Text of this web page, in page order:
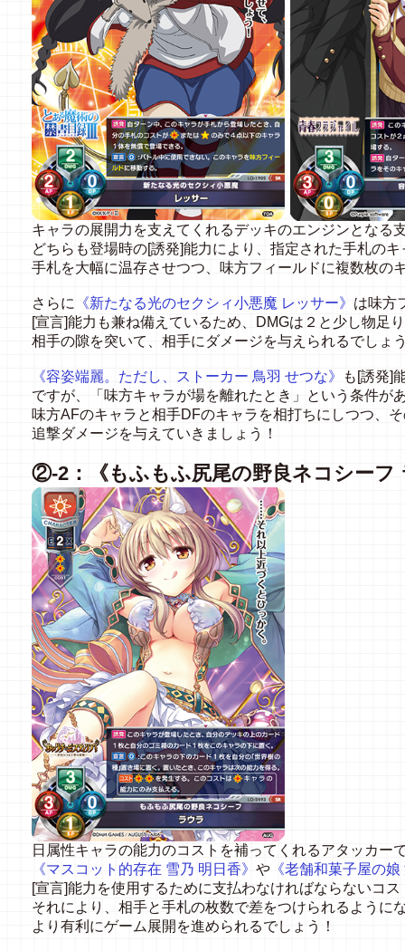
キャラの展開力を支えてくれるデッキのエンジンとなる
どちらも登場時の[誘発]能力により、指定された手札の
手札を大幅に温存させつつ、味方フィールドに複数枚の
さらに 《新たなる光のセクシィ小悪魔 レッサー》 は味方
[宣言]能力も兼ね備えているため、DMGは２と少し物足
相手の隙を突いて、相手にダメージを与えられるでしょ
《容姿端麗。ただし、ストーカー 鳥羽 せつな》
も[誘発]
ですが、「味方キャラが場を離れたとき」という条件が
味方AFのキャラと相手DFのキャラを相打ちにしつつ、
追撃ダメージを与えていきましょう！
②-2：《もふもふ尻尾の野良ネコシーフ
日属性キャラの能力のコストを補ってくれるアタッカー
《マスコット的存在 雪乃 明日香》 や 《老舗和菓子屋の
[宣言]能力を使用するために支払わなければならないコ
それにより、相手と手札の枚数で差をつけられるように
より有利にゲーム展開を進められるでしょう！